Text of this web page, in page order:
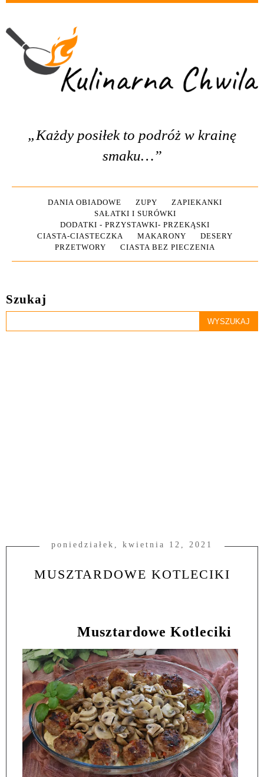
„Każdy posiłek to podróż w krainę
smaku…”
DANIA OBIADOWE ZUPY
ZAPIEKANKI
SAŁATKI I SURÓWKI
DODATKI - PRZYSTAWKI- PRZEKĄSKI
CIASTA-CIASTECZKA
MAKARONY
DESERY
PRZETWORY
CIASTA BEZ PIECZENIA
Szukaj
poniedziałek, kwietnia 12, 2021
MUSZTARDOWE KOTLECIKI
Musztardowe Kotleciki